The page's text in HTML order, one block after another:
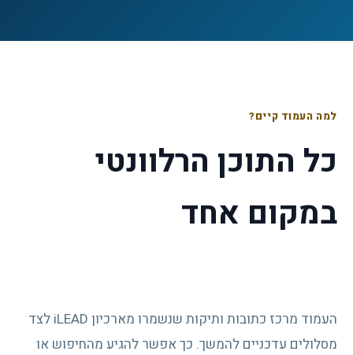
למה העמוד קיים?
כל התוכן הרלוונטי
במקום אחד
העמוד מרכז כתובות ותיקות שנשמרו מארכיון iLEAD לצד
מסלולים עדכניים להמשך. כך אפשר להגיע מהחיפוש או